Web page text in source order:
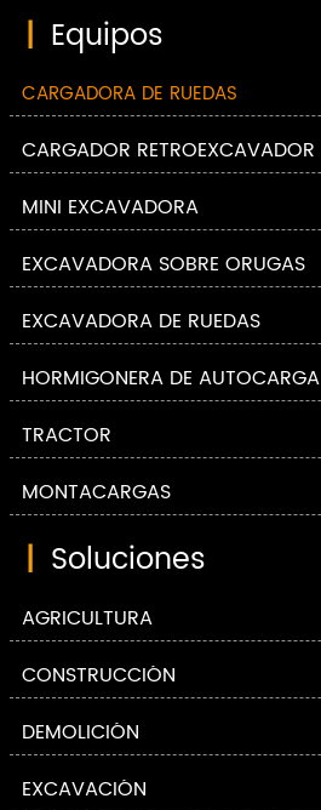
| Equipos
CARGADORA DE RUEDAS
CARGADOR RETROEXCAVADOR
MINI EXCAVADORA
EXCAVADORA SOBRE ORUGAS
EXCAVADORA DE RUEDAS
HORMIGONERA DE AUTOCARGA
TRACTOR
MONTACARGAS
| Soluciones
AGRICULTURA
CONSTRUCCIÓN
DEMOLICIÓN
EXCAVACIÓN